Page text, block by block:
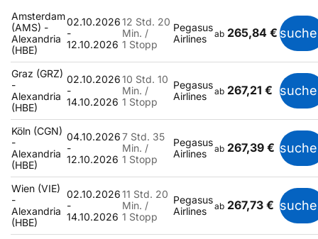
Amsterdam
(AMS) -
Alexandria
(HBE)
02.10.2026
-
12.10.2026
12 Std. 20
Min. /
1 Stopp
Pegasus
Airlines
ab 265,84 €
Graz (GRZ)
-
Alexandria
(HBE)
02.10.2026
-
14.10.2026
10 Std. 10
Min. /
1 Stopp
Pegasus
Airlines
ab 267,21 €
Köln (CGN)
-
Alexandria
(HBE)
04.10.2026
-
12.10.2026
7 Std. 35
Min. /
1 Stopp
Pegasus
Airlines
ab 267,39 €
Wien (VIE)
-
Alexandria
(HBE)
02.10.2026
-
14.10.2026
11 Std. 20
Min. /
1 Stopp
Pegasus
Airlines
ab 267,73 €